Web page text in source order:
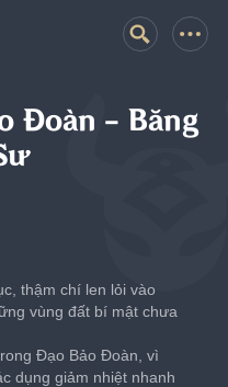
Đoàn - Băng
thậm chí len lỏi vào
vùng đất bí mật chưa
Đạo Bảo Đoàn, vì
dụng giảm nhiệt nhanh